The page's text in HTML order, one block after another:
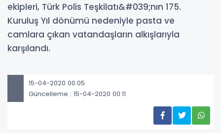
ekipleri, Türk Polis Teşkilatı&#039;nın 175.
Kuruluş Yıl dönümü nedeniyle pasta ve
camlara çıkan vatandaşların alkışlarıyla
karşılandı.
15-04-2020 00:05
Güncelleme : 15-04-2020 00:11